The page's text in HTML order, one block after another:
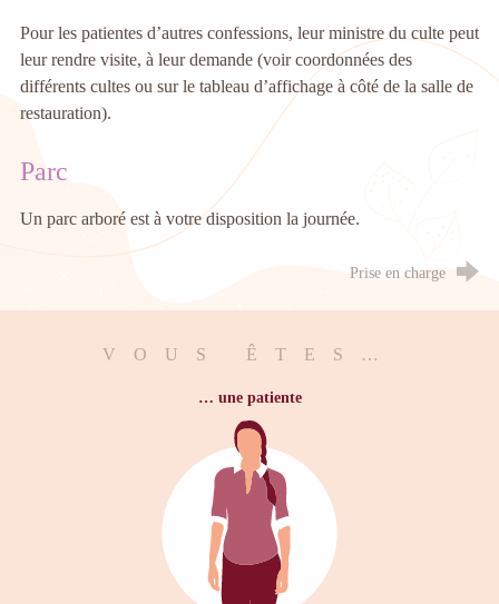
Pour les patientes d’autres confessions, leur ministre du culte peut
leur rendre visite, à leur demande (voir coordonnées des
différents cultes ou sur le tableau d’affichage à côté de la salle de
restauration).
Parc
Un parc arboré est à votre disposition la journée.
Prise en charge
VOUS ÊTES…
… une patiente